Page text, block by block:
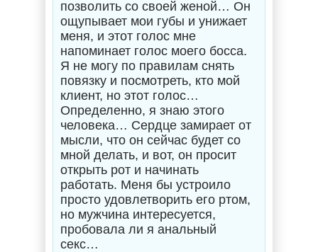
позволить со своей женой… Он
ощупывает мои губы и унижает
меня, и этот голос мне
напоминает голос моего босса.
Я не могу по правилам снять
повязку и посмотреть, кто мой
клиент, но этот голос…
Определенно, я знаю этого
человека… Сердце замирает от
мысли, что он сейчас будет со
мной делать, и вот, он просит
открыть рот и начинать
работать. Меня бы устроило
просто удовлетворить его ртом,
но мужчина интересуется,
пробовала ли я анальный
секс…